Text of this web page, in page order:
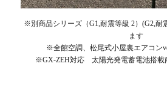
※別商品シリーズ（G1,耐震等級 2）(G2,耐
ます
※全館空調、松尾式小屋裏エアコン
※GX-ZEH対応 太陽光発電蓄電池搭載